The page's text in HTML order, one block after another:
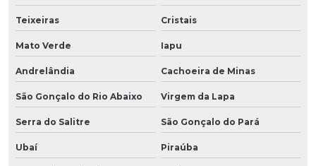
Teixeiras Cristais
Mato Verde Iapu
Andrelândia Cachoeira de Minas
São Gonçalo do Rio Abaixo Virgem da Lapa
Serra do Salitre São Gonçalo do Pará
Ubaí Piraúba